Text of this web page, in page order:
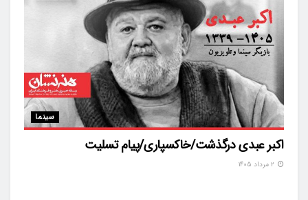
سینما
اکبر عبدی درگذشت/خاکسپاری/پیام تسلیت